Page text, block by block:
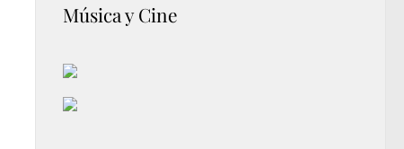
Música y Cine